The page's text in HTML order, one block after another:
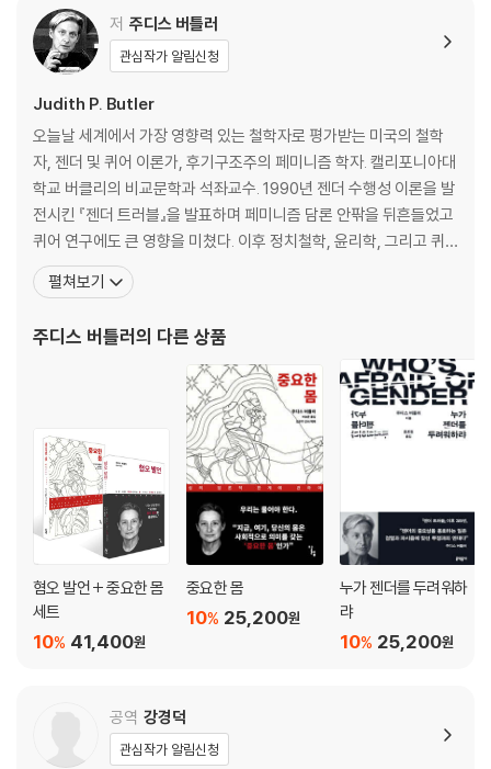
저 주디스 버틀러
관심작가 알림신청
Judith P. Butler
오늘날 세계에서 가장 영향력 있는 철학자로 평가받는 미국의 철학
자, 젠더 및 퀴어 이론가, 후기구조주의 페미니즘 학자. 캘리포니아대
학교 버클리의 비교문학과 석좌교수. 1990년 젠더 수행성 이론을 발
전시킨 『젠더 트러블』을 발표하며 페미니즘 담론 안팎을 뒤흔들었고
퀴어 연구에도 큰 영향을 미쳤다. 이후 정치철학, 윤리학, 그리고 퀴
어 이론의 성과들을 바탕으로 인간으로서의 삶의 가능성과 공동체의
윤리적 관계성을 모색해왔다. 버틀러는 그녀의 저서 『젠더 트러블: 페
한계에 관하여』로 잘 알려져 있다. 여기서 그녀는
펼쳐보기
주디스 버틀러의 다른 상품
혐오 발언 + 중요한 몸
세트
41,400원
10%
중요한 몸
25,200원
10%
누가 젠더를 두려워하
랴
25,200원
10%
공역 강경덕
관심작가 알림신청